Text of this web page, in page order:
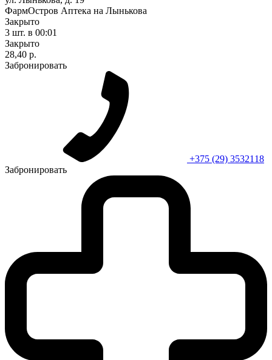
ФармОстров Аптека на Лынькова
Закрыто
3 шт. в 00:01
Закрыто
28,40 р.
Забронировать
+375 (29) 3532118
Забронировать